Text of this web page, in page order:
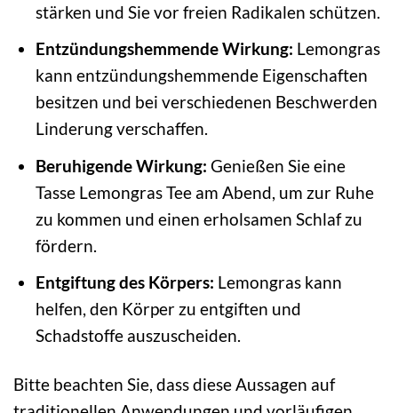
stärken und Sie vor freien Radikalen schützen.
Entzündungshemmende Wirkung: Lemongras
kann entzündungshemmende Eigenschaften
besitzen und bei verschiedenen Beschwerden
Linderung verschaffen.
Beruhigende Wirkung: Genießen Sie eine
Tasse Lemongras Tee am Abend, um zur Ruhe
zu kommen und einen erholsamen Schlaf zu
fördern.
Entgiftung des Körpers: Lemongras kann
helfen, den Körper zu entgiften und
Schadstoffe auszuscheiden.
Bitte beachten Sie, dass diese Aussagen auf